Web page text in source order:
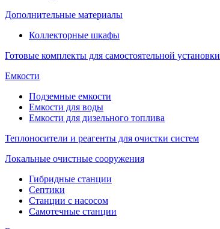
Дополнительные материалы
Коллекторные шкафы
Готовые комплекты для самостоятельной установки
Емкости
Подземные емкости
Емкости для воды
Емкости для дизельного топлива
Теплоносители и реагенты для очистки систем
Локальные очистные сооружения
Гибридные станции
Септики
Станции с насосом
Самотечные станции